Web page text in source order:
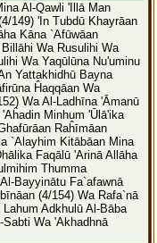
Al-Qawli 'Illā Man
149) 'In Tubdū Khayrāan
Kāna `Afūwāan
Wa Rusulihi Wa
Wa Yaqūlūna Nu'uminu
Yattakhidhū Bayna
Ĥaqqāan Wa
Wa Al-Ladhīna 'Āmanū
Minhum 'Ūlā'ika
Raĥīmāan
`Alayhim Kitābāan Mina
Faqālū 'Arinā Allāha
Thumma
Bayyinātu Fa`afawnā
(4/154) Wa Rafa`nā
Adkhulū Al-Bāba
Wa 'Akhadhnā